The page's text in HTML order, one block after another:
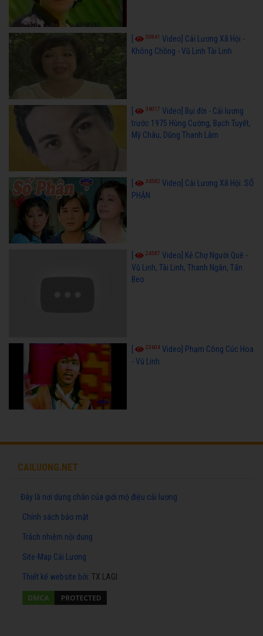
50841
Video] Cải Lương Xã Hội -
Không Chồng - Vũ Linh Tài Linh
36017 Video] Bụi đời - Cải lương
trước 1975 Hùng Cường, Bạch Tuyết,
Mỹ Châu, Dũng Thanh Lâm
34582 Video] Cải Lương Xã Hội: SỐ
PHẬN
24587 Video] Kẻ Chợ Người Quê -
Vũ Linh, Tài Linh, Thanh Ngân, Tấn
Beo
23604 Video] Phạm Công Cúc Hoa
- Vũ Linh
CAILUONG.NET
Đây là nơi dừng chân của giới mộ điệu cải lương
Chính sách bảo mật
Trách nhiệm nội dung
Site-Map Cải Lương
Thiết kế website bởi: TX LAGI